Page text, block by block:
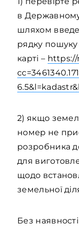
в
шляхом
рядку пошуку
карті – https://
2) якщо
номер не
розробника
для
щодо
земельної
Без